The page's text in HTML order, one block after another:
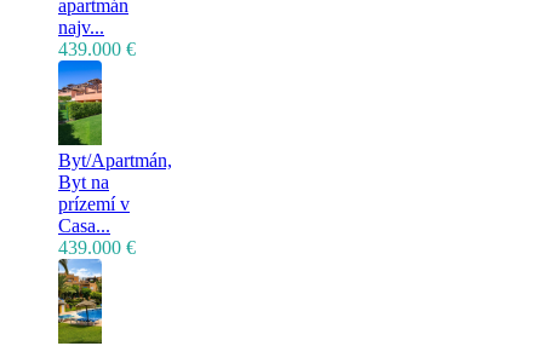
apartmán
najv...
439.000 €
Byt/Apartmán,
Byt na
prízemí v
Casa...
439.000 €